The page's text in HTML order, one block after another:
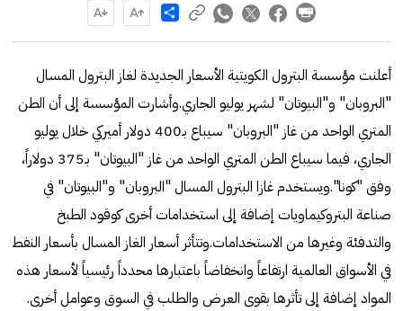
Share
أعلنت مؤسسة البترول الكويتية الأسعار الجديدة لغاز البترول المسال
"البروبان" و"البيوتان" لشهر يوليو الجاري.وأشارت المؤسسة إلى أن الطن
المتري الواحد من غاز "البروبان" سيباع بـ400 دولار أميركي خلال يوليو
الجاري، فيما سيباع الطن المتري الواحد من غاز "البيوتان" بـ375 دولاراً،
وفق "كونا".ويستخدم غازا البترول المسال "البروبان" و"البيوتان" في
صناعة البتروكيماويات إضافة إلى استخدامات أخرى كوقود الطبخ
والتدفئة وغيرها من الاستخدامات.وتتأثر أسعار الغاز المسال بأسعار النفط
في الأسواق العالمية ارتفاعاً وانخفاضاً باعتبارها محدداً رئيسياً لأسعار هذه
المواد إضافة إلى تأثرها بقوى العرض والطلب في السوق وعوامل أخرى.